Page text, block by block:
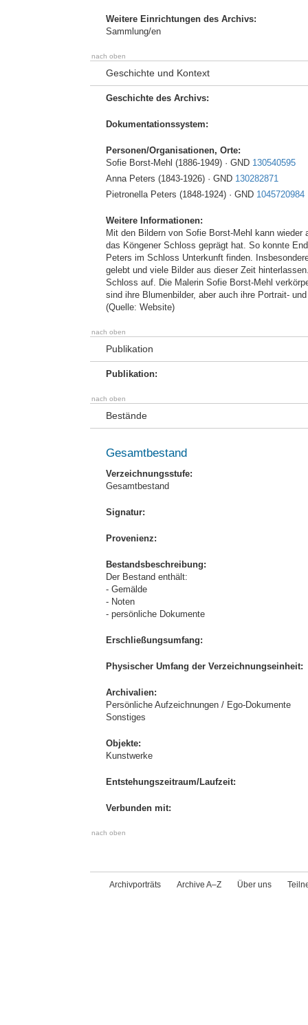
Weitere Einrichtungen des Archivs:
Sammlung/en
nach oben
Geschichte und Kontext
Geschichte des Archivs:
Dokumentationssystem:
Personen/Organisationen, Orte:
Sofie Borst-Mehl (1886-1949) · GND 130540595
Anna Peters (1843-1926) · GND 130282871
Pietronella Peters (1848-1924) · GND 1045720984
Weitere Informationen:
Mit den Bildern von Sofie Borst-Mehl kann wieder
das Köngener Schloss geprägt hat. So konnte
Peters im Schloss Unterkunft finden.
gelebt und viele Bilder aus dieser Zeit
Schloss auf. Die Malerin Sofie Borst-Mehl
sind ihre Blumenbilder, aber auch ihre Portrait-
(Quelle: Website)
nach oben
Publikation
Publikation:
nach oben
Bestände
Gesamtbestand
Verzeichnungsstufe:
Gesamtbestand
Signatur:
Provenienz:
Bestandsbeschreibung:
Der Bestand enthält:
- Gemälde
- Noten
- persönliche Dokumente
Erschließungsumfang:
Physischer Umfang der Verzeichnungseinheit:
Archivalien:
Persönliche Aufzeichnungen / Ego-Dokumente
Sonstiges
Objekte:
Kunstwerke
Entstehungszeitraum/Laufzeit:
Verbunden mit:
nach oben
Archivporträts Archive A–Z Über uns